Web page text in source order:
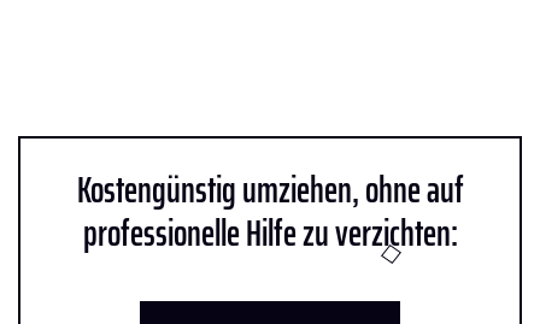
Kostengünstig umziehen, ohne auf
professionelle Hilfe zu verzichten: